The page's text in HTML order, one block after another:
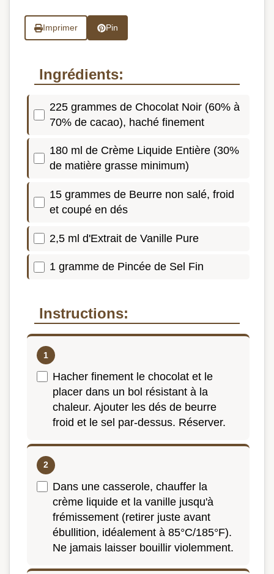
Imprimer Pin
Ingrédients:
225 grammes de Chocolat Noir (60% à
70% de cacao), haché finement
180 ml de Crème Liquide Entière (30%
de matière grasse minimum)
15 grammes de Beurre non salé, froid
et coupé en dés
2,5 ml d'Extrait de Vanille Pure
1 gramme de Pincée de Sel Fin
Instructions:
Hacher finement le chocolat et le
placer dans un bol résistant à la
chaleur. Ajouter les dés de beurre
froid et le sel par-dessus. Réserver.
Dans une casserole, chauffer la
crème liquide et la vanille jusqu'à
frémissement (retirer juste avant
ébullition, idéalement à 85°C/185°F).
Ne jamais laisser bouillir violemment.